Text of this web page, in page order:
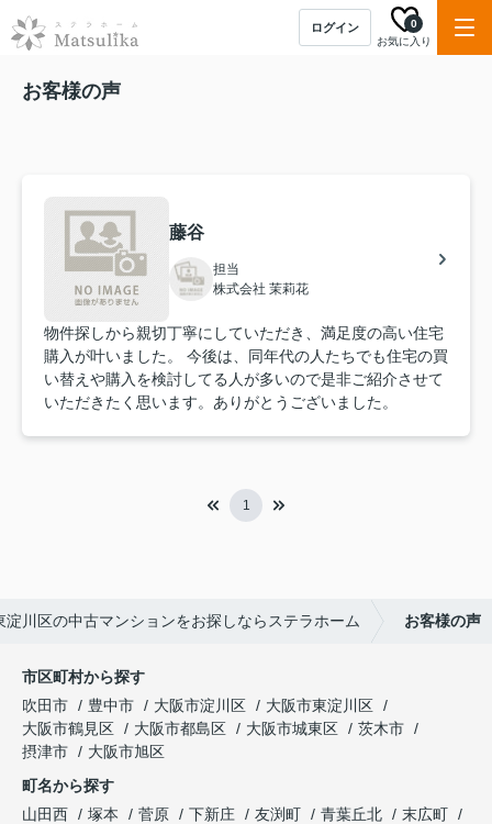
ログイン
お気に入り
0
お客様の声
藤谷
担当
株式会社 茉莉花
物件探しから親切丁寧にしていただき、満足度の高い住宅
購入が叶いました。 今後は、同年代の人たちでも住宅の買
い替えや購入を検討してる人が多いので是非ご紹介させて
いただきたく思います。ありがとうございました。
1
淀川区の中古マンションをお探しならステラホーム お客様の声
市区町村から探す
吹田市
豊中市 大阪市淀川区
大阪市東淀川区
大阪市鶴見区
大阪市都島区 大阪市城東区
茨木市
摂津市
大阪市旭区
町名から探す
山田西
塚本 菅原 下新庄 友渕町 青葉丘北
末広町